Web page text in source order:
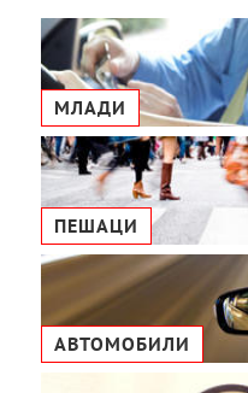
МЛАДИ
ПЕШАЦИ
АВТОМОБИЛИ